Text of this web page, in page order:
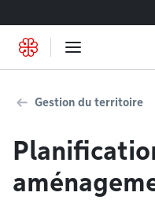
Gestion du territoire